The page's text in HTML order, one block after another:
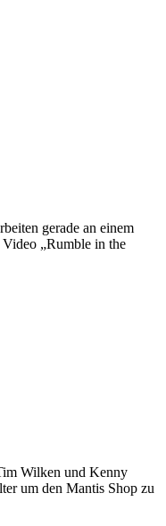
gerade an einem
„Rumble in the
Wilken und Kenny
um den Mantis Shop zu